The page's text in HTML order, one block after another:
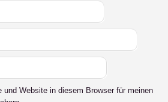
und Website in diesem Browser für meinen